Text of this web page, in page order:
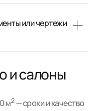
или чертежи
и салоны
м2 — сроки и качество